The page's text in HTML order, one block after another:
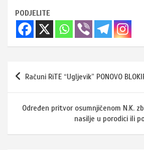
PODJELITE
Navigacija
članaka
Računi RiTE “Ugljevik” PONOVO
Određen pritvor osumnjičenom N.K.
nasilje u porodici ili